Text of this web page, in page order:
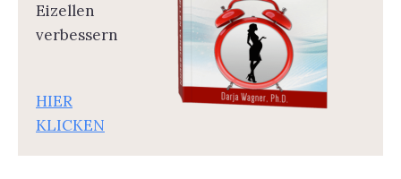
Eizellen
verbessern
HIER
KLICKEN